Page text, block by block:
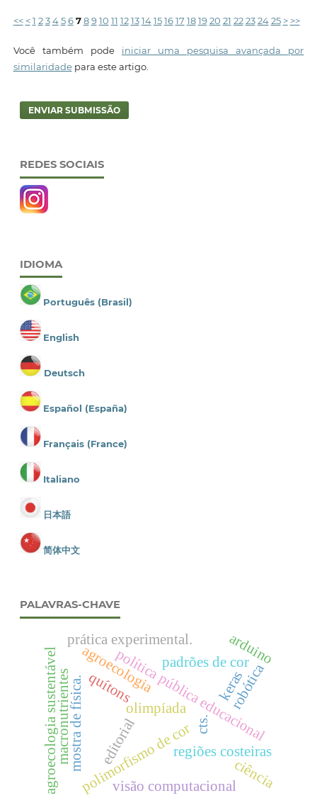
<< < 1 2 3 4 5 6 7 8 9 10 11 12 13 14 15 16 17 18 19 20 21 22 23 24 25 > >>
Você também pode iniciar uma pesquisa avançada por
similaridadepara este artigo.
ENVIAR SUBMISSÃO
REDES SOCIAIS
IDIOMA
Português (Brasil)
English
Deutsch
Español (España)
Français (France)
Italiano
日本語
简体中文
PALAVRAS-CHAVE
editorial
olimpíada
política pública educacional
padrões de cor
polimorfismo de cor
quítons
regiões costeiras
robótica
visão computacional
keras
mostra de física. cts.
agroecologia
ciência
macronutrientes
agroecologia sustentável arduino
prática experimental.